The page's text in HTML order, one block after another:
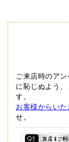
ご来店時のア
に恥じぬよう
す。
お客様からい
せ。